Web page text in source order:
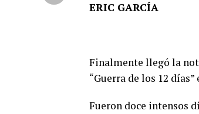
ERIC GARCÍA
Finalmente llegó la
“Guerra de los 12
Fueron doce intensos